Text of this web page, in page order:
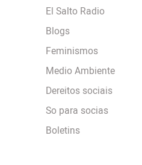
El Salto Radio
Blogs
Feminismos
Medio Ambiente
Dereitos sociais
So para socias
Boletins